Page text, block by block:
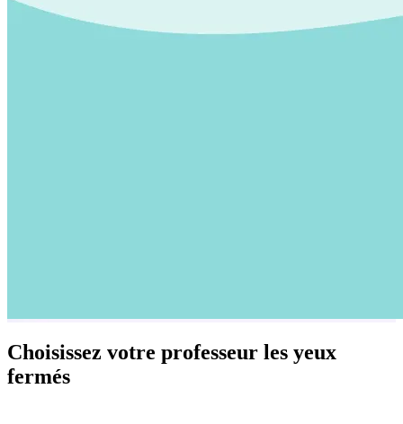
Choisissez votre professeur les yeux
fermés